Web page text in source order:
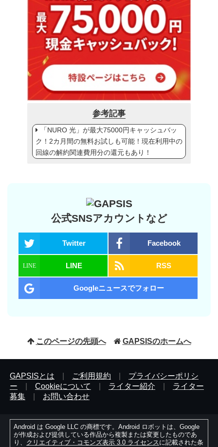
参考記事
「NURO 光」が最大75000円キャッシュバッ
ク！2カ月間の無料お試しも可能！現在利用中の
回線の解約関連費用分の還元もあり！
公式SNSアカウントなど
Twitter Facebook
LINE RSS
Googleニュースでフォロー
このページの先頭へ GAPSISのホームへ
GAPSISとは ご利用規約
プライバシーポリシ
ー
Cookieについて ライター紹介
ライター
募集
お問い合わせ
Android は Google LLC の商標です。Android ロボットは、Google
が作成および提供している作品から複製または変更したものであ
り、 クリエイティブ・コモンズ表示 3.0 ライセンスに記載された条